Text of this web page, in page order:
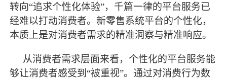
转向“追求个性化体验”，千篇一律的平台服务已
经难以打动消费者。新零售系统平台的个性化，
本质上是对消费者需求的精准洞察与精准响应。
从消费者需求层面来看，个性化的平台服务能
够让消费者感受到 “被重视”。通过对消费行为数